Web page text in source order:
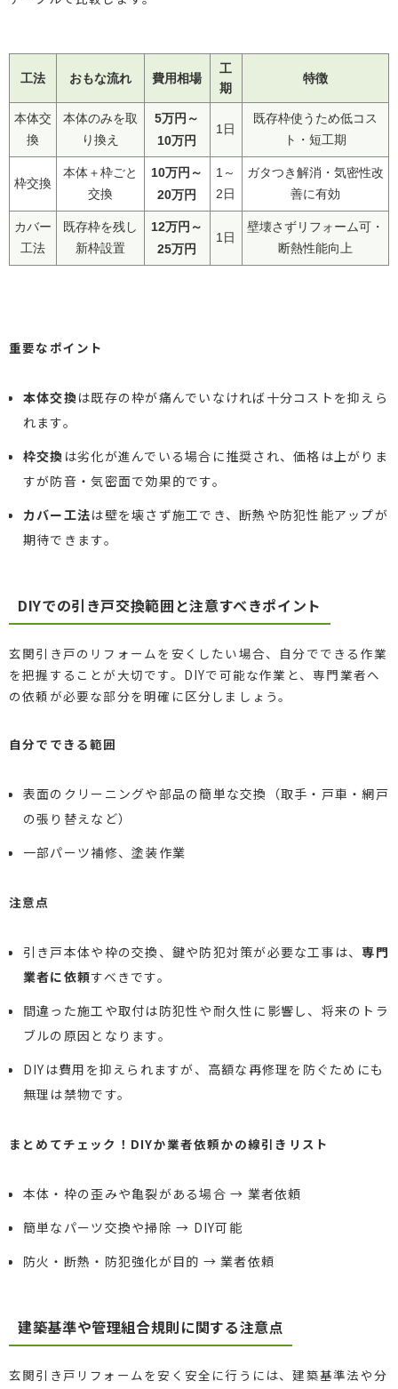
工法 おもな流れ 費用相場
工
期
特徴
本体交
換
本体のみを取
り換え
5万円～
10万円
1日
既存枠使うため低コス
ト・短工期
枠交換
本体＋枠ごと
交換
10万円～
20万円
1～
2日
ガタつき解消・気密性改
善に有効
カバー
工法
既存枠を残し
新枠設置
12万円～
25万円
1日
壁壊さずリフォーム可・
断熱性能向上
重要なポイント
本体交換は既存の枠が痛んでいなければ十分コストを抑えら
れます。
枠交換 は劣化が進んでいる場合に推奨され、価格は上がりま
すが防音・気密面で効果的です。
カバー工法は壁を壊さず施工でき、断熱や防犯性能アップが
期待できます。
DIYでの引き戸交換範囲と注意すべきポイント
玄関引き戸のリフォームを安くしたい場合、自分でできる作業
を把握することが大切です。DIYで可能な作業と、専門業者へ
の依頼が必要な部分を明確に区分しましょう。
自分でできる範囲
表面のクリーニングや部品の簡単な交換（取手・戸車・網戸
の張り替えなど）
一部パーツ補修、塗装作業
注意点
引き戸本体や枠の交換、鍵や防犯対策が必要な工事は、専門
業者に依頼すべきです。
間違った施工や取付は防犯性や耐久性に影響し、将来のトラ
ブルの原因となります。
DIYは費用を抑えられますが、高額な再修理を防ぐためにも
無理は禁物です。
まとめてチェック！DIYか業者依頼かの線引きリスト
本体・枠の歪みや亀裂がある場合 → 業者依頼
簡単なパーツ交換や掃除 → DIY可能
防火・断熱・防犯強化が目的 → 業者依頼
建築基準や管理組合規則に関する注意点
玄関引き戸リフォームを安く安全に行うには、建築基準法や分